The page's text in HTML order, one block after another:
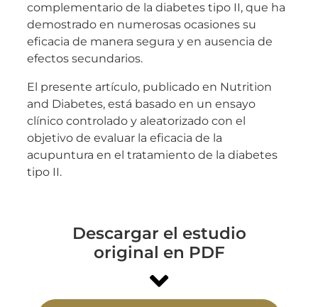
complementario de la diabetes tipo II, que ha
demostrado en numerosas ocasiones su
eficacia de manera segura y en ausencia de
efectos secundarios.
El presente artículo, publicado en Nutrition
and Diabetes, está basado en un ensayo
clínico controlado y aleatorizado con el
objetivo de evaluar la eficacia de la
acupuntura en el tratamiento de la diabetes
tipo II.
Descargar el estudio
original en PDF